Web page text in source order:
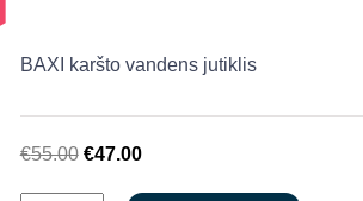
BAXI karšto vandens jutiklis
€55.00 Original
€47.00Current